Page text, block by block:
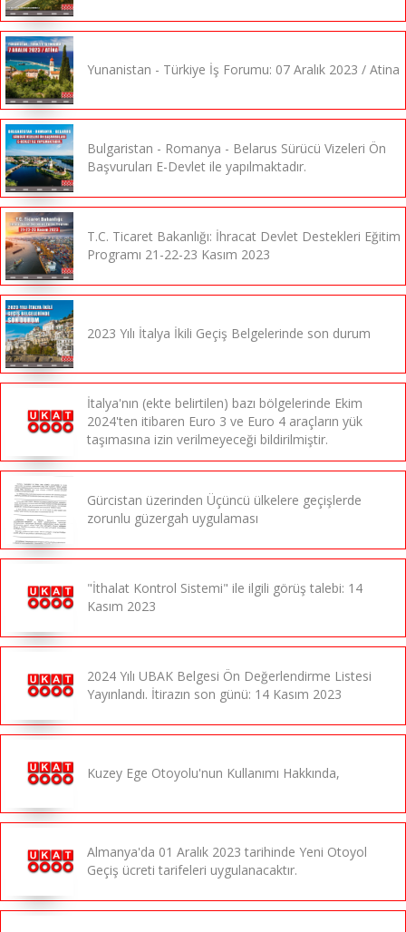
Yunanistan - Türkiye İş Forumu: 07 Aralık 2023 / Atina
Bulgaristan - Romanya - Belarus Sürücü Vizeleri Ön
Başvuruları E-Devlet ile yapılmaktadır.
T.C. Ticaret Bakanlığı: İhracat Devlet Destekleri Eğitim
Programı 21-22-23 Kasım 2023
2023 Yılı İtalya İkili Geçiş Belgelerinde son durum
İtalya'nın (ekte belirtilen) bazı bölgelerinde Ekim
2024'ten itibaren Euro 3 ve Euro 4 araçların yük
taşımasına izin verilmeyeceği bildirilmiştir.
Gürcistan üzerinden Üçüncü ülkelere geçişlerde
zorunlu güzergah uygulaması
"İthalat Kontrol Sistemi" ile ilgili görüş talebi: 14
Kasım 2023
2024 Yılı UBAK Belgesi Ön Değerlendirme Listesi
Yayınlandı. İtirazın son günü: 14 Kasım 2023
Kuzey Ege Otoyolu'nun Kullanımı Hakkında,
Almanya'da 01 Aralık 2023 tarihinde Yeni Otoyol
Geçiş ücreti tarifeleri uygulanacaktır.